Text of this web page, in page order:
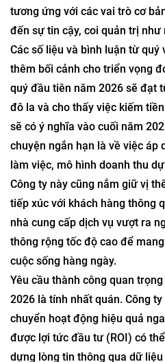
tương ứng với các vai trò cơ
đến sự tin cậy, coi quản trị như
Các số liệu và bình luận từ quý
thêm bối cảnh cho triển vọng
quý đầu tiên năm 2026 sẽ đạt
đô la và cho thấy việc kiếm
sẽ có ý nghĩa vào cuối năm
chuyện ngắn hạn là về việc áp
làm việc, mô hình doanh thu
Công ty này cũng nắm giữ vị
tiếp xúc với khách hàng thông
nhà cung cấp dịch vụ vượt ra
thông rộng tốc độ cao để
cuộc sống hàng ngày.
Yêu cầu thành công quan
2026 là tính nhất quán. Công
chuyển hoạt động hiệu quả
được lợi tức đầu tư (ROI) có
dựng lòng tin thông qua dữ